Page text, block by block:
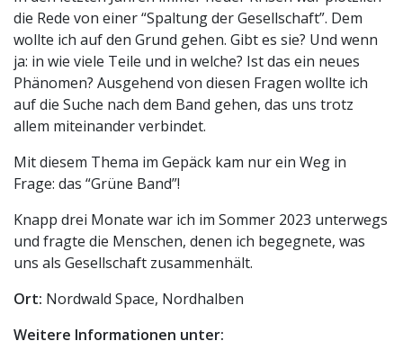
die Rede von einer “Spaltung der Gesellschaft”. Dem
wollte ich auf den Grund gehen. Gibt es sie? Und wenn
ja: in wie viele Teile und in welche? Ist das ein neues
Phänomen? Ausgehend von diesen Fragen wollte ich
auf die Suche nach dem Band gehen, das uns trotz
allem miteinander verbindet.
Mit diesem Thema im Gepäck kam nur ein Weg in
Frage: das “Grüne Band”!
Knapp drei Monate war ich im Sommer 2023 unterwegs
und fragte die Menschen, denen ich begegnete, was
uns als Gesellschaft zusammenhält.
Ort: Nordwald Space, Nordhalben
Weitere Informationen unter: